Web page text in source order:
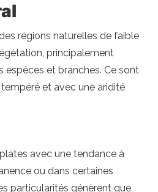
régions naturelles de faible
principalement
et branches. Ce sont
et avec une aridité
avec une tendance à
ou dans certaines
particularités génèrent que